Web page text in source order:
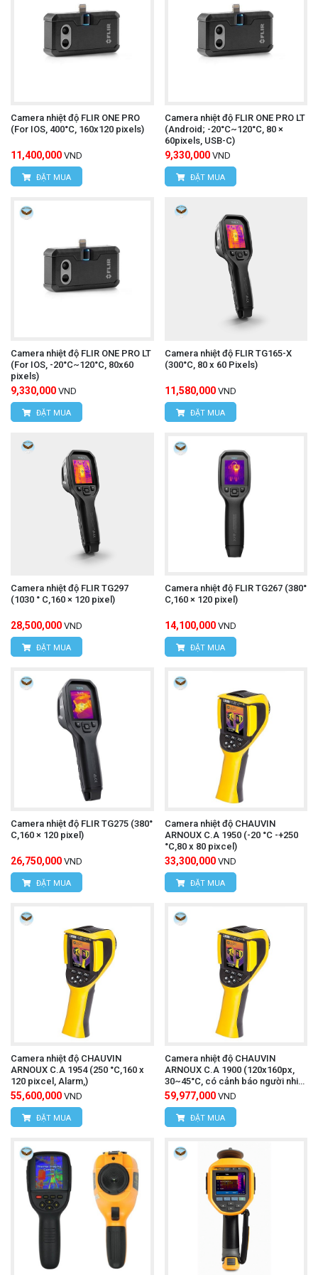
Website:www.hungnguyentech.vn
HÙNG NGUYÊN TECH - TP HỒ CHÍ MINH
Kiên, Huyện Bình Chánh, Thành phố Hồ Chí
Minh
Điện thoại:
0934.616.395
Website:
www.hungnguyentech.vn
Camera nhiệt độ FLIR ONE PRO
(For IOS, 400°C, 160x120 pixels)
11,400,000 VND
ĐẶT MUA
Camera nhiệt độ FLIR ONE PRO LT
(Android; -20°C~120°C, 80 ×
60pixels, USB-C)
9,330,000 VND
ĐẶT MUA
Camera nhiệt độ FLIR ONE PRO LT
(For IOS, -20°C~120°C, 80x60
pixels)
9,330,000 VND
ĐẶT MUA
Camera nhiệt độ FLIR TG165-X
(300°C, 80 x 60 Pixels)
11,580,000 VND
ĐẶT MUA
Camera nhiệt độ FLIR TG297
(1030 ° C,160 × 120 pixel)
28,500,000 VND
ĐẶT MUA
Camera nhiệt độ FLIR TG267 (380°
C,160 × 120 pixel)
14,100,000 VND
ĐẶT MUA
Camera nhiệt độ FLIR TG275 (380°
C,160 × 120 pixel)
26,750,000 VND
ĐẶT MUA
Camera nhiệt độ CHAUVIN
ARNOUX C.A 1950 (-20 °C -+250
°C,80 x 80 pixcel)
33,300,000 VND
ĐẶT MUA
Camera nhiệt độ CHAUVIN
ARNOUX C.A 1954 (250 °C,160 x
120 pixcel, Alarm,)
55,600,000 VND
ĐẶT MUA
Camera nhiệt độ CHAUVIN
ARNOUX C.A 1900 (120x160px,
30~45°C, có cảnh báo người nhiệt
độ cao)
59,977,000 VND
ĐẶT MUA